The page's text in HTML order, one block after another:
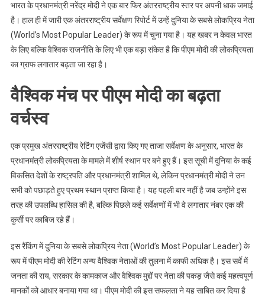
भारत के प्रधानमंत्री नरेंद्र मोदी ने एक बार फिर अंतरराष्ट्रीय स्तर पर अपनी धाक जमाई
है। हाल ही में जारी एक अंतरराष्ट्रीय सर्वेक्षण रिपोर्ट में उन्हें दुनिया के सबसे लोकप्रिय नेता
(World’s Most Popular Leader) के रूप में चुना गया है। यह खबर न केवल भारत
के लिए बल्कि वैश्विक राजनीति के लिए भी एक बड़ा संकेत है कि पीएम मोदी की लोकप्रियता
का ग्राफ लगातार बढ़ता जा रहा है।
वैश्विक मंच पर पीएम मोदी का बढ़ता
वर्चस्व
एक प्रमुख अंतरराष्ट्रीय रेटिंग एजेंसी द्वारा किए गए ताजा सर्वेक्षण के अनुसार, भारत के
प्रधानमंत्री लोकप्रियता के मामले में शीर्ष स्थान पर बने हुए हैं। इस सूची में दुनिया के कई
विकसित देशों के राष्ट्रपति और प्रधानमंत्री शामिल थे, लेकिन प्रधानमंत्री मोदी ने उन
सभी को पछाड़ते हुए प्रथम स्थान प्राप्त किया है। यह पहली बार नहीं है जब उन्होंने इस
तरह की उपलब्धि हासिल की है, बल्कि पिछले कई सर्वेक्षणों में भी वे लगातार नंबर एक की
कुर्सी पर काबिज रहे हैं।
इस रैंकिंग में दुनिया के सबसे लोकप्रिय नेता (World’s Most Popular Leader) के
रूप में पीएम मोदी की रेटिंग अन्य वैश्विक नेताओं की तुलना में काफी अधिक है। इस सर्वे में
जनता की राय, सरकार के कामकाज और वैश्विक मुद्दों पर नेता की पकड़ जैसे कई महत्वपूर्ण
मानकों को आधार बनाया गया था। पीएम मोदी की इस सफलता ने यह साबित कर दिया है